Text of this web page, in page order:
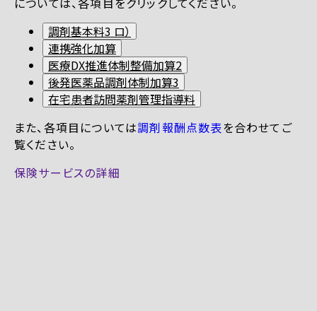
調剤基本料3 ロ）
連携強化加算
医療DX推進体制整備加算2
後発医薬品調剤体制加算3
在宅患者訪問薬剤管理指導料
また、各項目については調剤報酬点数表を合わせてご
覧ください。
保険サービスの詳細